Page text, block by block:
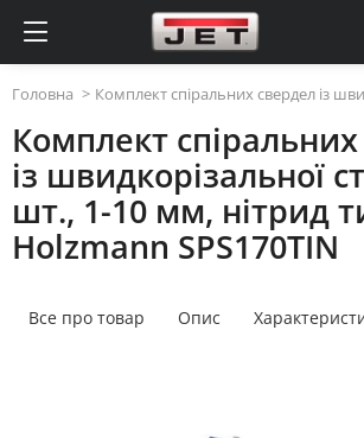
Головна Комплект спіральних свердел із
Комплект
із швидкорізальної
шт., 1-10 мм, нітрид
Holzmann SPS170TIN
Все про товар Опис